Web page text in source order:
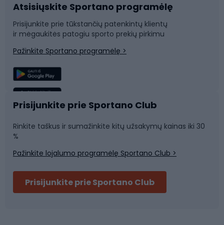
Dviračių dalys
Laipiojimas
Žvejyba
Sportinė medicina
Rogutės ir čiuožynės
Snieglenčių sportas
Plaukimas
Komandinis sportas
Atsisiųskite Sportano programėlę
Prisijunkite prie tūkstančių patenkintų klientų
ir mėgaukitės patogiu sporto prekių pirkimu
Pažinkite Sportano programėlę >
Prisijunkite prie Sportano Club
Rinkite taškus ir sumažinkite kitų užsakymų kainas iki 30
%
Pažinkite lojalumo programėlę Sportano Club >
Prisijunkite prie Sportano Club